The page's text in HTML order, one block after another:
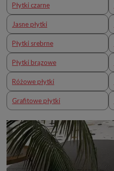
Płytki czarne
Jasne płytki
Płytki srebrne
Płytki brązowe
Różowe płytki
Grafitowe płytki